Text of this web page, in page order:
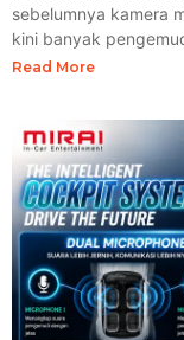
sebelumnya kamera
kini banyak
Read More